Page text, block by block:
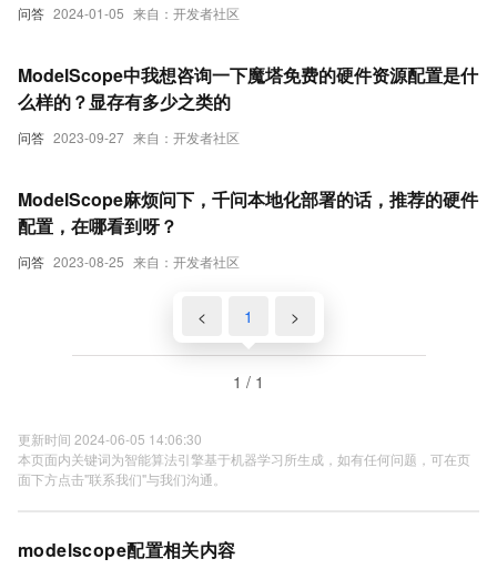
问答 2024-01-05 来自：开发者社区
问答 2023-09-27 来自：开发者社区
ModelScope中我想咨询一下魔塔免费的硬件资源配置是什
么样的？显存有多少之类的
问答 2023-08-25 来自：开发者社区
ModelScope麻烦问下，千问本地化部署的话，推荐的硬件
配置，在哪看到呀？
< 1 >
1 / 1
更新时间 2024-06-05 14:06:30
本页面内关键词为智能算法引擎基于机器学习所生成，如有任何问题，可在页
面下方点击"联系我们"与我们沟通。
modelscope配置相关内容